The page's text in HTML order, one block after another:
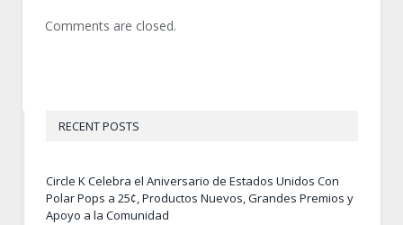
Comments are closed.
RECENT POSTS
Circle K Celebra el Aniversario de Estados Unidos Con
Polar Pops a 25¢, Productos Nuevos, Grandes Premios y
Apoyo a la Comunidad